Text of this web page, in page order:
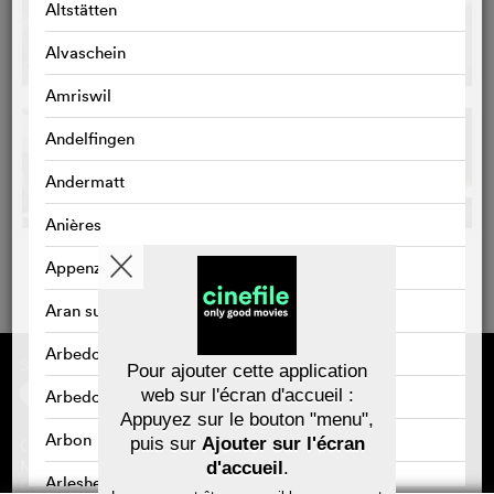
Altstätten
Alvaschein
Amriswil
Andelfingen
Andermatt
Anières
Appenzell
Aran sur Vilette
Arbedo
Arbedo-Castione
Arbon
Arlesheim
Sponsorisé par
Contact
Mentions légales
Confidentialité des données
À propos de cinefile
S'inscrire/s'abonner
Newsletter
FAQ
Bons-cadeaux
Pour ajouter cette application
web sur l'écran d'accueil :
Appuyez sur le bouton "menu",
puis sur Ajouter sur l'écran
d'accueil.